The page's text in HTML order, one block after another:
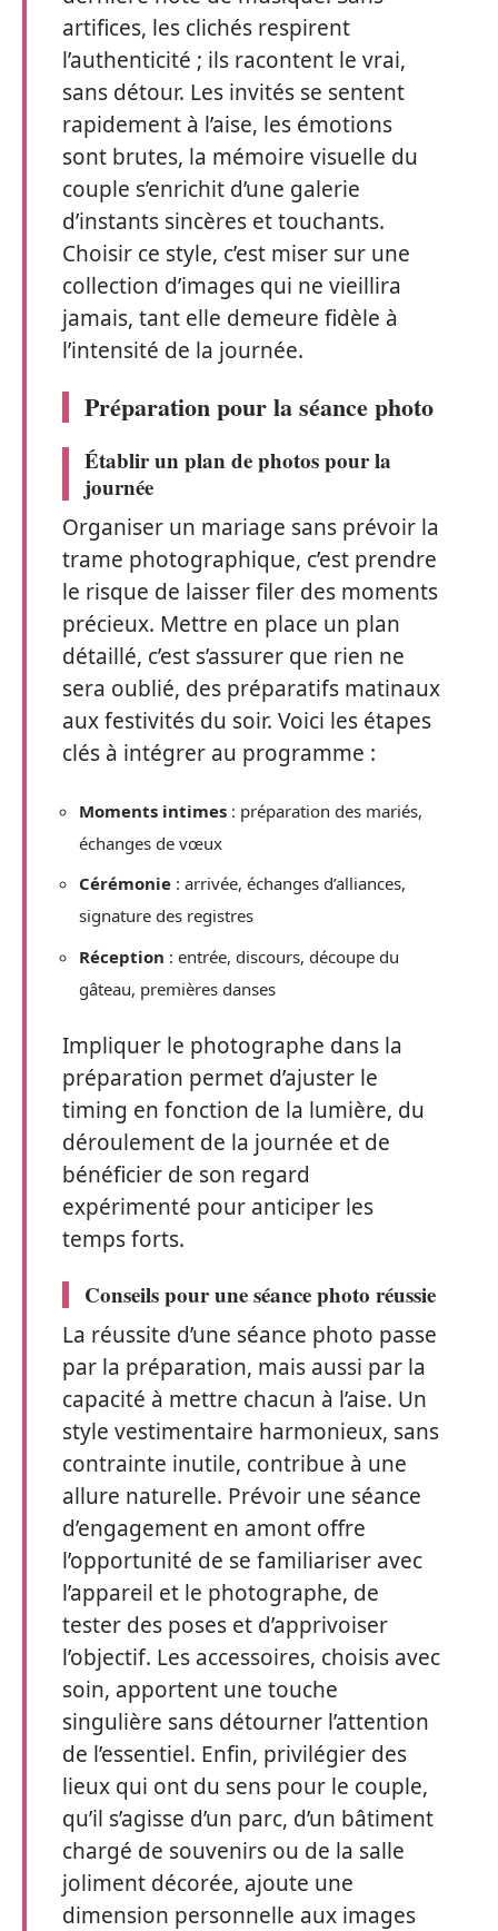
artifices, les clichés respirent
l’authenticité ; ils racontent le vrai,
sans détour. Les invités se sentent
rapidement à l’aise, les émotions
sont brutes, la mémoire visuelle du
couple s’enrichit d’une galerie
d’instants sincères et touchants.
Choisir ce style, c’est miser sur une
collection d’images qui ne vieillira
jamais, tant elle demeure fidèle à
l’intensité de la journée.
Préparation pour la séance photo
Établir un plan de photos pour la
journée
Organiser un mariage sans prévoir la
trame photographique, c’est prendre
le risque de laisser filer des moments
précieux. Mettre en place un plan
détaillé, c’est s’assurer que rien ne
sera oublié, des préparatifs matinaux
aux festivités du soir. Voici les étapes
clés à intégrer au programme :
Moments intimes : préparation des mariés,
échanges de vœux
Cérémonie : arrivée, échanges d’alliances,
signature des registres
Réception : entrée, discours, découpe du
gâteau, premières danses
Impliquer le photographe dans la
préparation permet d’ajuster le
timing en fonction de la lumière, du
déroulement de la journée et de
bénéficier de son regard
expérimenté pour anticiper les
temps forts.
Conseils pour une séance photo réussie
La réussite d’une séance photo passe
par la préparation, mais aussi par la
capacité à mettre chacun à l’aise. Un
style vestimentaire harmonieux, sans
contrainte inutile, contribue à une
allure naturelle. Prévoir une séance
d’engagement en amont offre
l’opportunité de se familiariser avec
l’appareil et le photographe, de
tester des poses et d’apprivoiser
l’objectif. Les accessoires, choisis avec
soin, apportent une touche
singulière sans détourner l’attention
de l’essentiel. Enfin, privilégier des
lieux qui ont du sens pour le couple,
qu’il s’agisse d’un parc, d’un bâtiment
chargé de souvenirs ou de la salle
joliment décorée, ajoute une
dimension personnelle aux images